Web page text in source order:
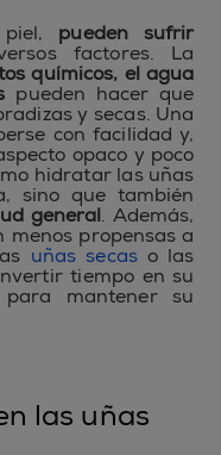
pueden sufrir
factores. La
químicos, el agua
pueden hacer que
y secas. Una
con facilidad y,
opaco y poco
hidratar las uñas
sino que también
general. Además,
menos propensas a
uñas secaso las
tiempo en su
mantener su
las uñas